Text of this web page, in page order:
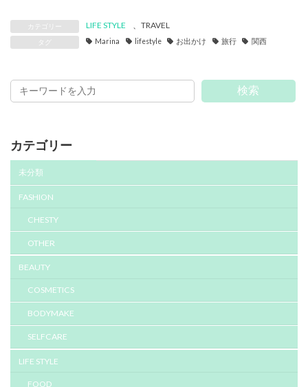
カテゴリー LIFE STYLE 、 TRAVEL
タグ Marina lifestyle お出かけ 旅行 関西
検索
カテゴリー
未分類
FASHION
CHESTY
OTHER
BEAUTY
COSMETICS
BODYMAKE
SELFCARE
LIFE STYLE
FOOD